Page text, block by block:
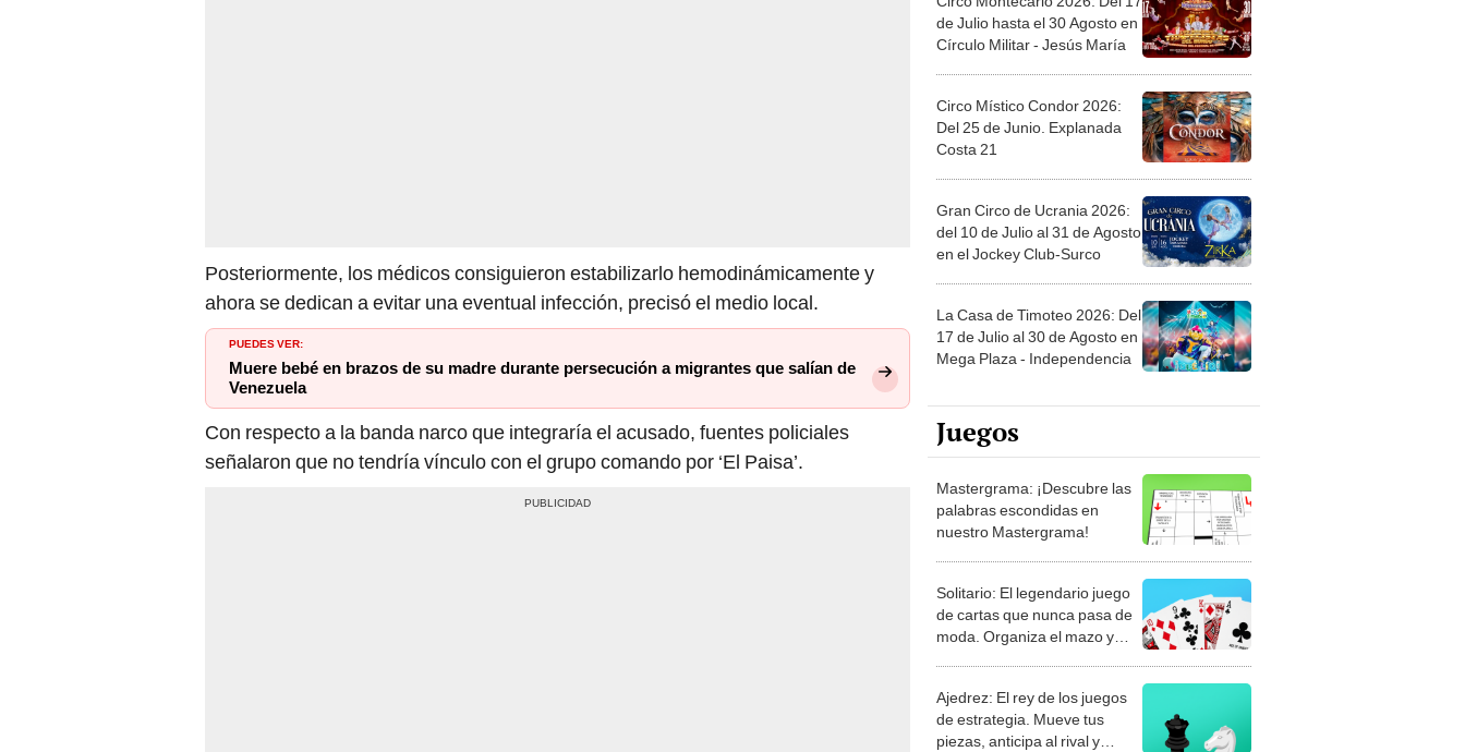
Posteriormente, los médicos consiguieron estabilizarlo hemodinámicamente y
ahora se dedican a evitar una eventual infección, precisó el medio local.
PUEDES VER:
Muere bebé en brazos de su madre durante persecución a migrantes que salían de
Venezuela
Con respecto a la banda narco que integraría el acusado, fuentes policiales
señalaron que no tendría vínculo con el grupo comando por ‘El Paisa’.
de Julio hasta el 30 Agosto en
Círculo Militar - Jesús María
Del 25 de Junio. Explanada
Costa 21
del 10 de Julio al 31 de Agosto
en el Jockey Club-Surco
17 de Julio al 30 de Agosto en
Mega Plaza - Independencia
Juegos
palabras escondidas en
nuestro Mastergrama!
de cartas que nunca pasa de
moda. Organiza el mazo y
demuestra tu habilidad.
de estrategia. Mueve tus
piezas, anticipa al rival y